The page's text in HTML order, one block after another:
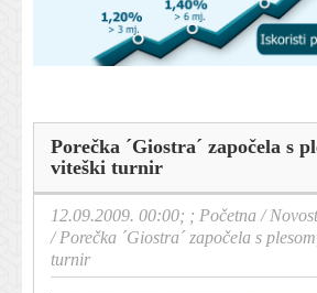
Porečka ´Giostra´ započela s
viteški turnir
12.09.2009. 00:00; ; Početna /
/Porečka ´Giostra´ započela s
turnir